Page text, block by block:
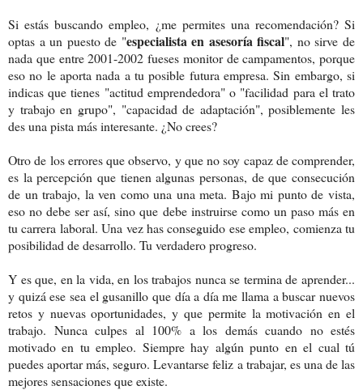
Si estás buscando empleo, ¿me permites una recomendación? Si
optas a un puesto de "especialista en asesoría fiscal", no sirve de
nada que entre 2001-2002 fueses monitor de campamentos, porque
eso no le aporta nada a tu posible futura empresa. Sin embargo, si
indicas que tienes "actitud emprendedora" o "facilidad para el trato
y trabajo en grupo", "capacidad de adaptación", posiblemente les
des una pista más interesante. ¿No crees?
Otro de los errores que observo, y que no soy capaz de comprender,
es la percepción que tienen algunas personas, de que consecución
de un trabajo, la ven como una una meta. Bajo mi punto de vista,
eso no debe ser así, sino que debe instruirse como un paso más en
tu carrera laboral. Una vez has conseguido ese empleo, comienza tu
posibilidad de desarrollo. Tu verdadero progreso.
Y es que, en la vida, en los trabajos nunca se termina de aprender...
y quizá ese sea el gusanillo que día a día me llama a buscar nuevos
retos y nuevas oportunidades, y que permite la motivación en el
trabajo. Nunca culpes al 100% a los demás cuando no estés
motivado en tu empleo. Siempre hay algún punto en el cual tú
puedes aportar más, seguro. Levantarse feliz a trabajar, es una de las
mejores sensaciones que existe.